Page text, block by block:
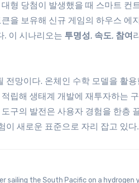
형 당첨이 발생했을 때 스마트 컨
을 보유해 신규 게임의 하우스 에
. 이 시나리오는 투명성, 속도, 참여
망이다. 온체인 수학 모델을 활
립해 생태계 개발에 재투자하는
구의 발전은 사용자 경험을 한층
이 새로운 표준으로 자리 잡고 있다.